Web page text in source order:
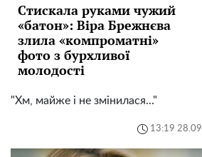
Стискала руками чужий
«батон»: Віра Брежнєва
злила «компроматні»
фото з бурхливої
молодості
"Хм, майже і не змінилася..."
13:19 28.09